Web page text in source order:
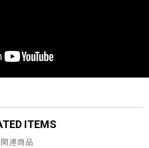
る カートへ進む
ITEMS
関連商品